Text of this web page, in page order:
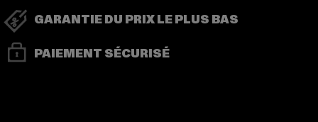
GARANTIE DU PRIX LE PLUS BAS
PAIEMENT SÉCURISÉ